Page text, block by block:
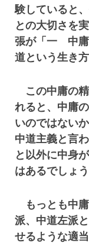
験していると
との大切さを
張が「一 中庸
道という生き
この中庸の
れると、中庸
いのではない
中道主義と言
と以外に中身
はあるでしょう
もっとも中
派、中道左派
せるような適